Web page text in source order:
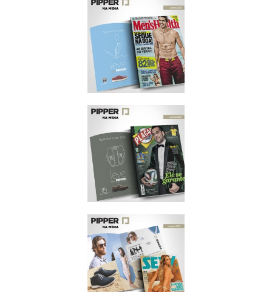
MEN'S HEALTH
JULHO/2014
MEN'S HEALTH
JANEIRO/2014
PLACAR
JANEIRO/2014